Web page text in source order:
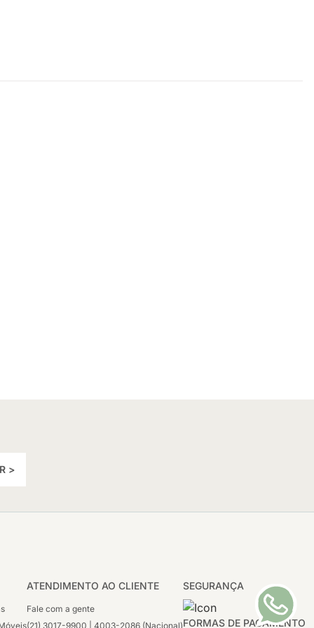
>
SEGURANÇA
FORMAS DE PAGAMENTO
ATENDIMENTO AO CLIENTE
Fale com a gente
(21) 3017-9900 | 4003-2086 (Nacional)